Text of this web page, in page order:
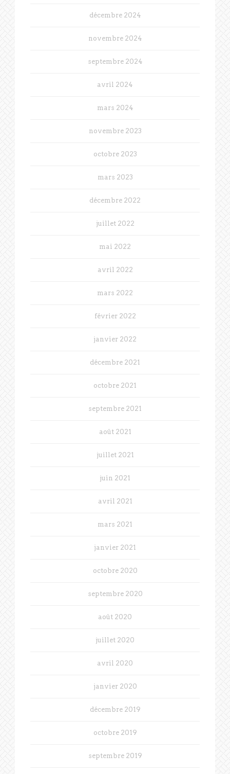
décembre 2024
novembre 2024
septembre 2024
avril 2024
mars 2024
novembre 2023
octobre 2023
mars 2023
décembre 2022
juillet 2022
mai 2022
avril 2022
mars 2022
février 2022
janvier 2022
décembre 2021
octobre 2021
septembre 2021
août 2021
juillet 2021
juin 2021
avril 2021
mars 2021
janvier 2021
octobre 2020
septembre 2020
août 2020
juillet 2020
avril 2020
janvier 2020
décembre 2019
octobre 2019
septembre 2019